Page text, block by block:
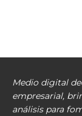
Medio digital
empresarial,
análisis para